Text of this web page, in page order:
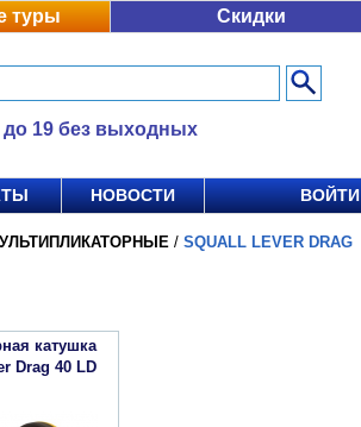
туры Скидки
до 19 без выходных
НОВОСТИ ВОЙТИ
/ SQUALL LEVER DRAG
катушка
Drag 40 LD